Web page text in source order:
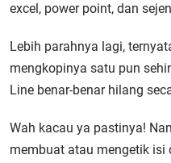
excel, power point, dan
Lebih parahnya lagi,
mengkopinya satu pun
Line benar-benar hilang
Wah kacau ya pastinya!
membuat atau mengetik isi